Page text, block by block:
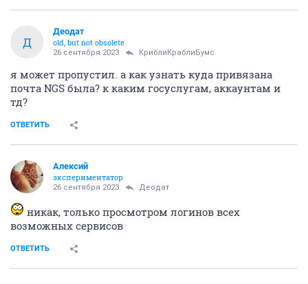
Д
Деодат
old, but not obsolete
26 сентября 2023 КриблиКраблиБумс
я может пропустил. а как узнать куда привязана
почта NGS была? к каким госуслугам, аккаунтам и
тд?
ОТВЕТИТЬ
Алексий
экспериментатор
26 сентября 2023 Деодат
никак, только просмотром логинов всех
возможных сервисов
ОТВЕТИТЬ